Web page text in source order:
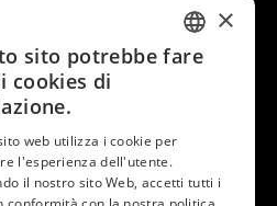
ITALIAN
GERMAN
×
sito potrebbe fare
cookies di
web utilizza i cookie per
l'esperienza dell'utente.
il nostro sito Web, accetti tutti i